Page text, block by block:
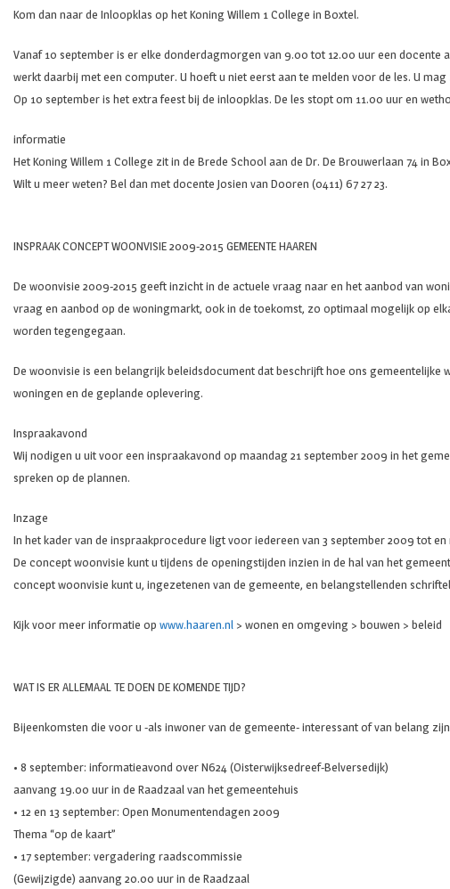
Kom dan naar de Inloopklas op het Koning Willem 1 College in Boxtel.
Vanaf 10 september is er elke donderdagmorgen van 9.00 tot 12.00 uur een docente
werkt daarbij met een computer. U hoeft u niet eerst aan te melden voor de les. U
Op 10 september is het extra feest bij de inloopklas. De les stopt om 11.00 uur en
informatie
Het Koning Willem 1 College zit in de Brede School aan de Dr. De Brouwerlaan 74 in
Wilt u meer weten? Bel dan met docente Josien van Dooren (0411) 67 27 23.
INSPRAAK CONCEPT WOONVISIE 2009-2015 GEMEENTE HAAREN
De woonvisie 2009-2015 geeft inzicht in de actuele vraag naar en het aanbod van
vraag en aanbod op de woningmarkt, ook in de toekomst, zo optimaal mogelijk op
worden tegengegaan.
De woonvisie is een belangrijk beleidsdocument dat beschrijft hoe ons
woningen en de geplande oplevering.
Inspraakavond
Wij nodigen u uit voor een inspraakavond op maandag 21 september 2009 in het
spreken op de plannen.
Inzage
In het kader van de inspraakprocedure ligt voor iedereen van 3 september 2009 tot
De concept woonvisie kunt u tijdens de openingstijden inzien in de hal van het
concept woonvisie kunt u, ingezetenen van de gemeente, en belangstellenden
Kijk voor meer informatie op www.haaren.nl > wonen en omgeving > bouwen > beleid
WAT IS ER ALLEMAAL TE DOEN DE KOMENDE TIJD?
Bijeenkomsten die voor u -als inwoner van de gemeente- interessant of van belang zijn
• 8 september: informatieavond over N624 (Oisterwijksedreef-Belversedijk)
aanvang 19.00 uur in de Raadzaal van het gemeentehuis
• 12 en 13 september: Open Monumentendagen 2009
Thema “op de kaart”
• 17 september: vergadering raadscommissie
(Gewijzigde) aanvang 20.00 uur in de Raadzaal